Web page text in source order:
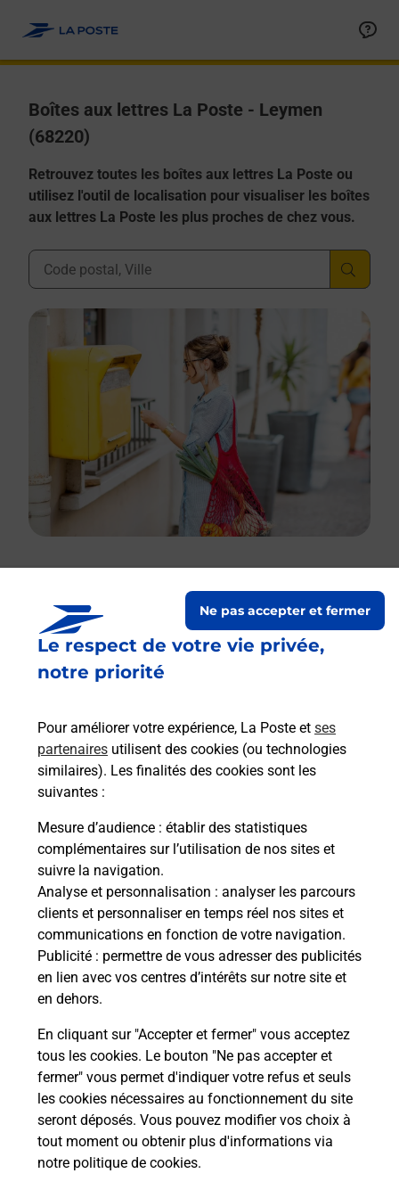
Le respect de votre vie privée,
notre priorité
Pour améliorer votre expérience, La Poste et ses
partenaires utilisent des cookies (ou technologies
similaires). Les finalités des cookies sont les
suivantes :
Mesure d’audience : établir des statistiques
complémentaires sur l’utilisation de nos sites et
suivre la navigation.
Analyse et personnalisation : analyser les parcours
clients et personnaliser en temps réel nos sites et
communications en fonction de votre navigation.
Publicité : permettre de vous adresser des publicités
en lien avec vos centres d’intérêts sur notre site et
en dehors.
En cliquant sur "Accepter et fermer" vous acceptez
tous les cookies. Le bouton "Ne pas accepter et
fermer" vous permet d'indiquer votre refus et seuls
les cookies nécessaires au fonctionnement du site
seront déposés. Vous pouvez modifier vos choix à
tout moment ou obtenir plus d'informations via
notre politique de cookies.
Ne pas accepter et fermer
Boîtes aux lettres La Poste - Leymen
(68220)
Retrouvez toutes les boîtes aux lettres La Poste ou
utilisez l'outil de localisation pour visualiser les boîtes
aux lettres La Poste les plus proches de chez vous.
Ville, Département, Code Postal
Boîte aux Lettres La Poste
Prochaine collecte du courrier vendredi
09h00
68220 Leymen
Le lien s'ouvre dans un nouvel onglet
Boîte aux Lettres La Poste
Prochaine collecte du courriervendredià
09h00
1 Rue De La Gare
68220 Leymen
Le lien s'ouvre dans un nouvel onglet
Localiser Liste Boîtes aux lettres Haut-Rhin Leymen